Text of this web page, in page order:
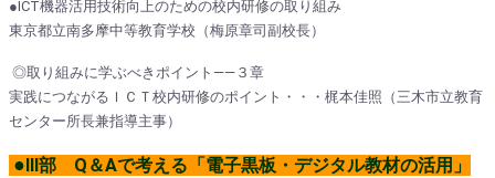
●ICT機器活用技術向上のための校内研修の取り組み
東京都立南多摩中等教育学校（梅原章司副校長）
◎取り組みに学ぶべきポイント――３章
実践につながるＩＣＴ校内研修のポイント・・・梶本佳照（三木市立教育
センター所長兼指導主事）
●Ⅲ部 Q＆Aで考える「電子黒板・デジタル教材の活用」